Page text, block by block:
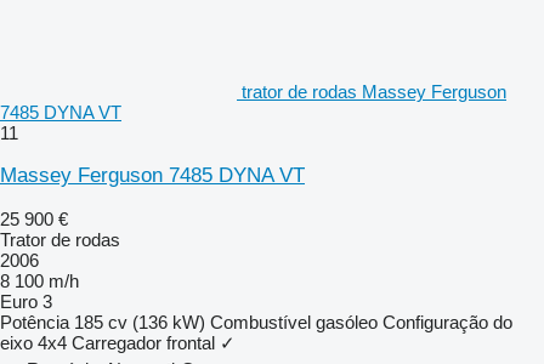
trator de rodas Massey Ferguson
7485 DYNA VT
11
Massey Ferguson 7485 DYNA VT
25 900 €
Trator de rodas
2006
8 100 m/h
Euro 3
Potência 185 cv (136 kW) Combustível gasóleo Configuração do
eixo 4x4 Carregador frontal ✓